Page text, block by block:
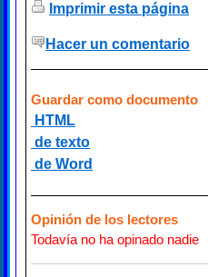
Imprimir esta página
Hacer un comentario
Guardar como documento
HTML
de texto
de Word
Opinión de los lectores
Todavía no ha opinado nadie